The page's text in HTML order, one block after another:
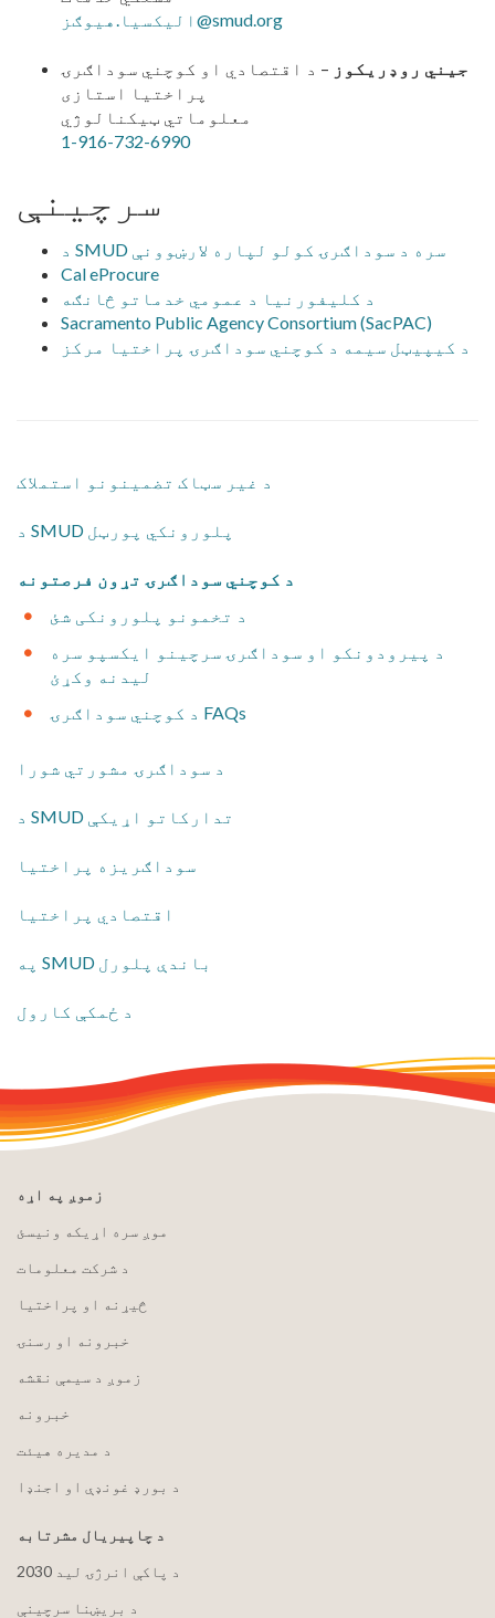
الیکسیا.هیوګز@smud.org
جیني روډریکوز – د اقتصادي او کوچني سوداګرۍ
پراختیا استازی
معلوماتي ټیکنالوژي
1-916-732-6990
سرچینې
د SMUD سره د سوداګرۍ کولو لپاره لارښوونې
Cal eProcure
د کلیفورنیا د عمومي خدماتو څانګه
Sacramento Public Agency Consortium (SacPAC)
د کیپیټل سیمه د کوچني سوداګرۍ پراختیا مرکز
د غیر سټاک تضمینونو استملاک
د SMUD پلورونکي پورټل
د کوچني سوداګرۍ تړون فرصتونه
د تخمونو پلورونکی شئ
د پیرودونکو او سوداګرۍ سرچینو ایکسپو سره
لیدنه وکړئ
د کوچني سوداګرۍ FAQs
​د سوداګرۍ مشورتي شورا
​د SMUD تدارکاتو اړیکې
سوداګریزه پراختیا
​اقتصادي پراختیا
​په SMUD باندې پلورل
​د ځمکې کارول
زموږ په اړه
موږ سره اړیکه ونیسئ
د شرکت معلومات
څیړنه او پراختیا
خبرونه او رسنۍ
زموږ د سیمې نقشه
خبرونه
د مدیره هیئت
د بورډ غونډې او اجنډا
د چاپیریال مشرتابه
2030 د پاکې انرژۍ لید
د بریښنا سرچینې